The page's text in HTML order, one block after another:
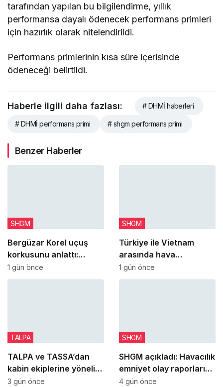
tarafından yapılan bu bilgilendirme, yıllık
performansa dayalı ödenecek performans primleri
için hazırlık olarak nitelendirildi.
Performans primlerinin kısa süre içerisinde
ödeneceği belirtildi.
Haberle ilgili daha fazlası: # DHMİ haberleri
# DHMİ performans primi # shgm performans primi
Benzer Haberler
Bergüzar Korel uçuş
korkusunu anlattı:
Uçağa bindiğim an
dünyayla bağlantımı
SHGM
1 gün önce
Türkiye ile Vietnam
arasında hava
ulaşımındaki haftalık
kapasite 42 uçuşa
SHGM
1 gün önce
TALPA ve TASSA’dan
kabin ekiplerine yönelik
“Akran Destek
TALPA
3 gün önce
SHGM açıkladı: Havacılık
emniyet olay raporları
yüzde 51 arttı
SHGM
4 gün önce